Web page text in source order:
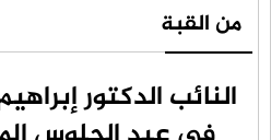
من القبة
النائب الدكتور